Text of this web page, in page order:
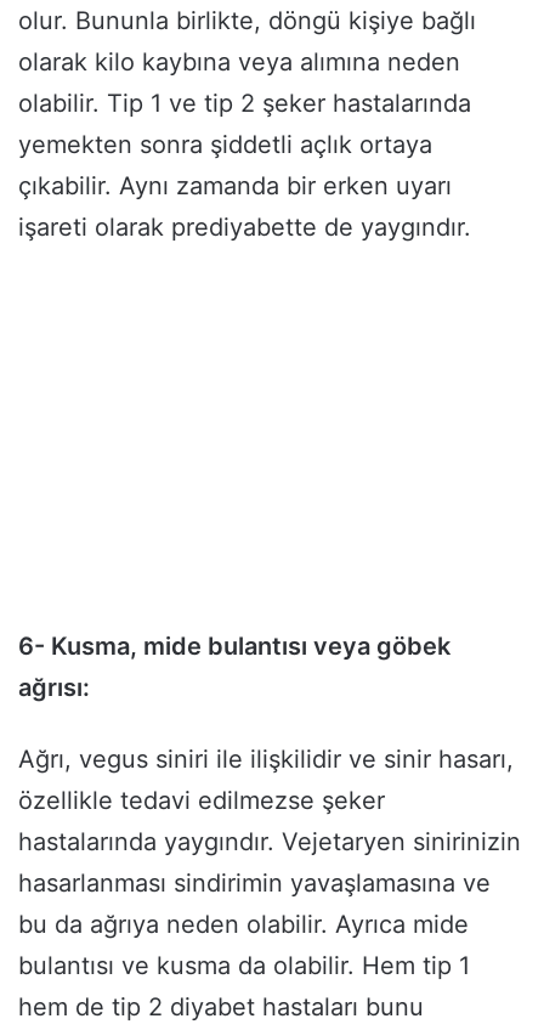
olur. Bununla birlikte, döngü kişiye bağlı
olarak kilo kaybına veya alımına neden
olabilir. Tip 1 ve tip 2 şeker hastalarında
yemekten sonra şiddetli açlık ortaya
çıkabilir. Aynı zamanda bir erken uyarı
işareti olarak prediyabette de yaygındır.
6- Kusma, mide bulantısı veya göbek
ağrısı:
Ağrı, vegus siniri ile ilişkilidir ve sinir hasarı,
özellikle tedavi edilmezse şeker
hastalarında yaygındır. Vejetaryen sinirinizin
hasarlanması sindirimin yavaşlamasına ve
bu da ağrıya neden olabilir. Ayrıca mide
bulantısı ve kusma da olabilir. Hem tip 1
hem de tip 2 diyabet hastaları bunu